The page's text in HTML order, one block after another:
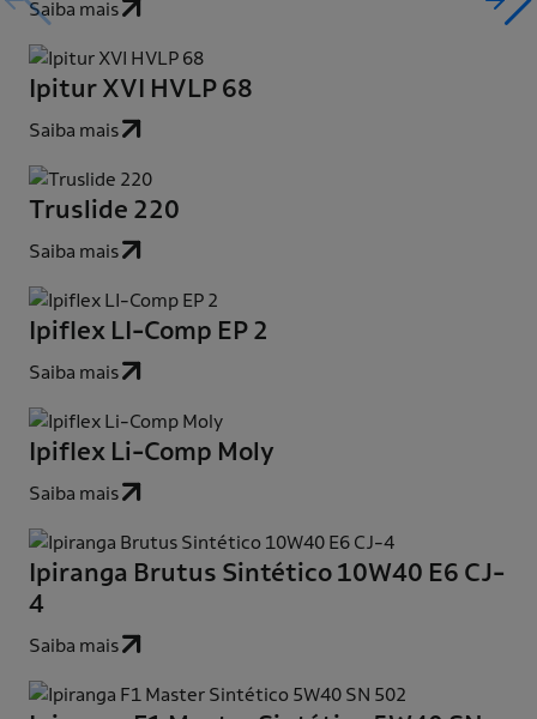
Saiba mais
Ipitur XVI HVLP 68
Saiba mais
Truslide 220
Saiba mais
Ipiflex LI-Comp EP 2
Saiba mais
Ipiflex Li-Comp Moly
Saiba mais
Ipiranga Brutus Sintético 10W40 E6 CJ-
4
Saiba mais